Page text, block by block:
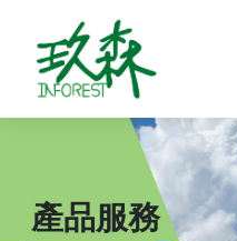
產品服務